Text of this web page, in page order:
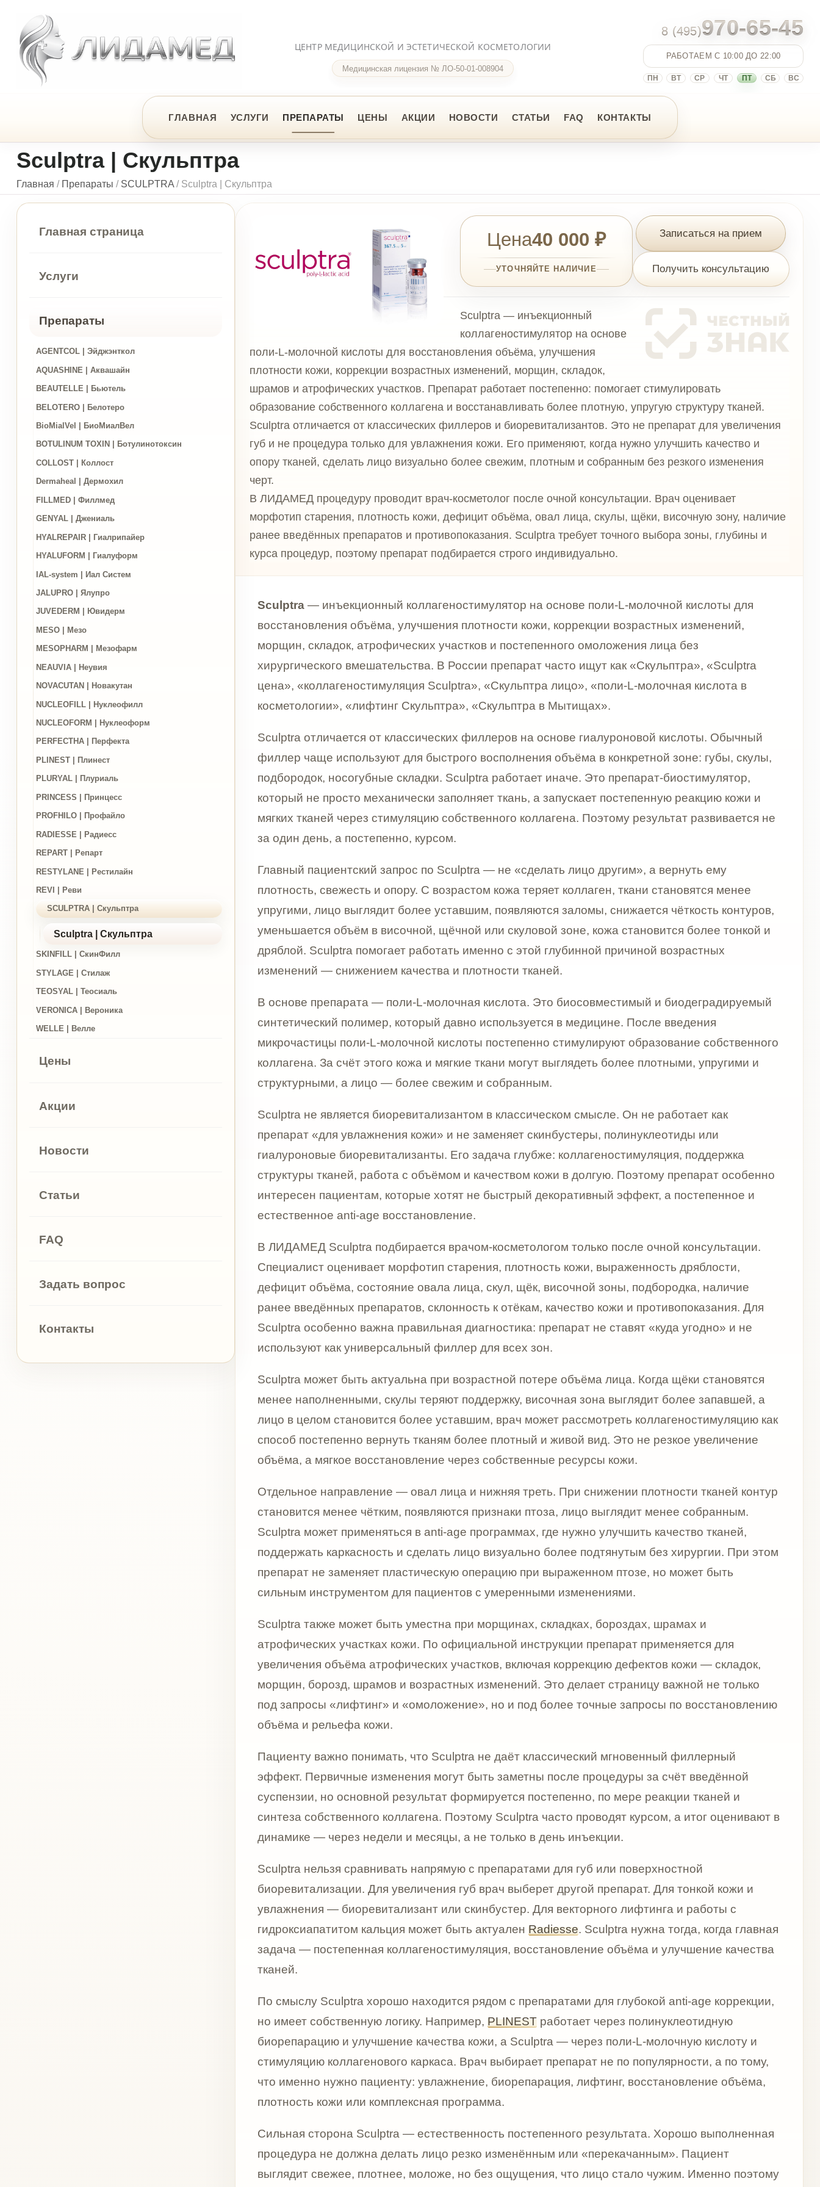
ЦЕНТР МЕДИЦИНСКОЙ И ЭСТЕТИЧЕСКОЙ КОСМЕТОЛОГИИ
Медицинская лицензия № ЛО-50-01-008904
970-65-45
РАБОТАЕМ С 10:00 ДО 22:00
ЧТ ПТ СБ ВС
Sculptra | Скульптра
Главная / Препараты / SCULPTRA/Sculptra | Скульптра
Главная страница
Препараты
BEAUTELLE | Бьютель
COLLOST | Коллост
Dermaheal | Дермохил
FILLMED | Филлмед
GENYAL | Джениаль
HYALREPAIR | Гиалрипайер
HYALUFORM | Гиалуформ
MESOPHARM | Мезофарм
NEAUVIA | Неувия
NOVACUTAN | Новакутан
NUCLEOFILL | Нуклеофилл
NUCLEOFORM | Нуклеоформ
PRINCESS | Принцесс
PROFHILO | Профайло
RADIESSE | Радиесс
REPART | Репарт
RESTYLANE | Рестилайн
REVI | Реви
SCULPTRA | Скульптра
Sculptra | Скульптра
SKINFILL | СкинФилл
STYLAGE | Стилаж
TEOSYAL | Теосиаль
WELLE | Велле
Акции
Новости
Статьи
FAQ
Задать вопрос
Цена40 000 ₽
УТОЧНЯЙТЕ НАЛИЧИЕ Получить консультацию
Sculptra — инъекционный
коллагеностимулятор на основе
поли-L-молочной кислоты для восстановления объёма, улучшения
плотности кожи, коррекции возрастных изменений, морщин, складок,
шрамов и атрофических участков. Препарат работает постепенно: помогает стимулировать
образование собственного коллагена и восстанавливать более плотную, упругую структуру тканей.
Sculptra отличается от классических филлеров и биоревитализантов. Это не препарат для увеличения
губ и не процедура только для увлажнения кожи. Его применяют, когда нужно улучшить качество и
опору тканей, сделать лицо визуально более свежим, плотным и собранным без резкого изменения
В ЛИДАМЕД процедуру проводит врач-косметолог после очной консультации. Врач оценивает
морфотип старения, плотность кожи, дефицит объёма, овал лица, скулы, щёки, височную зону, наличие
ранее введённых препаратов и противопоказания. Sculptra требует точного выбора зоны, глубины и
курса процедур, поэтому препарат подбирается строго индивидуально.
Sculptra— инъекционный коллагеностимулятор на основе поли-L-молочной кислоты для
восстановления объёма, улучшения плотности кожи, коррекции возрастных изменений,
морщин, складок, атрофических участков и постепенного омоложения лица без
цена», «коллагеностимуляция Sculptra», «Скульптра лицо», «поли-L-молочная кислота в
косметологии», «лифтинг Скульптра», «Скульптра в Мытищах».
подбородок, носогубные складки. Sculptra работает иначе. Это препарат-биостимулятор,
который не просто механически заполняет ткань, а запускает постепенную реакцию кожи и
мягких тканей через стимуляцию собственного коллагена. Поэтому результат развивается не
Главный пациентский запрос по Sculptra — не «сделать лицо другим», а вернуть ему
плотность, свежесть и опору. С возрастом кожа теряет коллаген, ткани становятся менее
упругими, лицо выглядит более уставшим, появляются заломы, снижается чёткость контуров,
изменений — снижением качества и плотности тканей.
В основе препарата — поли-L-молочная кислота. Это биосовместимый и биодеградируемый
синтетический полимер, который давно используется в медицине. После введения
микрочастицы поли-L-молочной кислоты постепенно стимулируют образование собственного
коллагена. За счёт этого кожа и мягкие ткани могут выглядеть более плотными, упругими и
структурными, а лицо — более свежим и собранным.
Sculptra не является биоревитализантом в классическом смысле. Он не работает как
гиалуроновые биоревитализанты. Его задача глубже: коллагеностимуляция, поддержка
структуры тканей, работа с объёмом и качеством кожи в долгую. Поэтому препарат особенно
интересен пациентам, которые хотят не быстрый декоративный эффект, а постепенное и
естественное anti-age восстановление.
В ЛИДАМЕД Sculptra подбирается врачом-косметологом только после очной консультации.
Специалист оценивает морфотип старения, плотность кожи, выраженность дряблости,
дефицит объёма, состояние овала лица, скул, щёк, височной зоны, подбородка, наличие
Sculptra особенно важна правильная диагностика: препарат не ставят «куда угодно» и не
используют как универсальный филлер для всех зон.
менее наполненными, скулы теряют поддержку, височная зона выглядит более запавшей, а
лицо в целом становится более уставшим, врач может рассмотреть коллагеностимуляцию как
способ постепенно вернуть тканям более плотный и живой вид. Это не резкое увеличение
объёма, а мягкое восстановление через собственные ресурсы кожи.
Отдельное направление — овал лица и нижняя треть. При снижении плотности тканей контур
становится менее чётким, появляются признаки птоза, лицо выглядит менее собранным.
поддержать каркасность и сделать лицо визуально более подтянутым без хирургии. При этом
препарат не заменяет пластическую операцию при выраженном птозе, но может быть
сильным инструментом для пациентов с умеренными изменениями.
атрофических участках кожи. По официальной инструкции препарат применяется для
увеличения объёма атрофических участков, включая коррекцию дефектов кожи — складок,
под запросы «лифтинг» и «омоложение», но и под более точные запросы по восстановлению
объёма и рельефа кожи.
Пациенту важно понимать, что Sculptra не даёт классический мгновенный филлерный
синтеза собственного коллагена. Поэтому Sculptra часто проводят курсом, а итог оценивают в
динамике — через недели и месяцы, а не только в день инъекции.
Sculptra нельзя сравнивать напрямую с препаратами для губ или поверхностной
биоревитализации. Для увеличения губ врач выберет другой препарат. Для тонкой кожи и
увлажнения — биоревитализант или скинбустер. Для векторного лифтинга и работы с
гидроксиапатитом кальция может быть актуален
тканей.
По смыслу Sculptra хорошо находится рядом с препаратами для глубокой anti-age коррекции,
но имеет собственную логику. Например,
PLINEST
работает через полинуклеотидную
биорепарацию и улучшение качества кожи, а Sculptra — через поли-L-молочную кислоту и
стимуляцию коллагенового каркаса. Врач выбирает препарат не по популярности, а по тому,
плотность кожи или комплексная программа.
Сильная сторона Sculptra — естественность постепенного результата. Хорошо выполненная
процедура не должна делать лицо резко изменённым или «перекачанным». Пациент
препарат часто выбирают пациенты, которые боятся классических филлеров, не хотят
заметного увеличения объёма, но хотят улучшить качество и структуру лица.
Sculptra требует грамотной техники. Препарат вводится глубоко в дерму или подкожный слой,
а поверхностные инъекции могут повышать риск папул и узелков. Также важны правильное
восстановление порошка, распределение препарата, выбор зон, количество процедур и
соблюдение рекомендаций после процедуры. Поэтому Sculptra должен применять врач,
который понимает особенности поли-L-молочной кислоты и имеет опыт работы с
синяки, чувствительность, кратковременное кровотечение в точках инъекций. Обычно эти
реакции проходят постепенно. Врач объясняет пациенту правила восстановления,
ограничения по солнцу, УФ-излучению, перегреву, массажу и другим процедурам. Для Sculptra